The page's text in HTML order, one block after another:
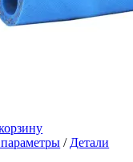
Этот
/ Детали